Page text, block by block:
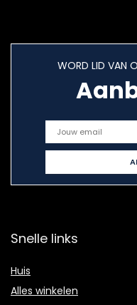
WORD LID VAN
Snelle links
Huis
Alles winkelen